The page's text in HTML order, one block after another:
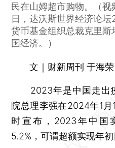
民在山姆超市购物。（
日，达沃斯世界经济论
货币基金组织总裁克里斯
国经济。）
文｜财新周刊 于海
2023年是中国走出
院总理李强在2024年1
时宣布，2023年中国
5.2%，可谓超额实现年